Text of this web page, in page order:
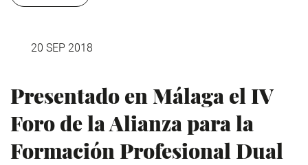
20 SEP 2018
Presentado en Málaga el IV
Foro de la Alianza para la
Formación Profesional Dual